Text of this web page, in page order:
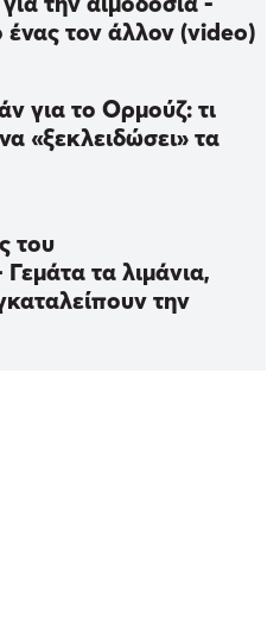
τον άλλον (video)
για το Ορμούζ: τι
«ξεκλειδώσει» τα
του
τα λιμάνια,
την